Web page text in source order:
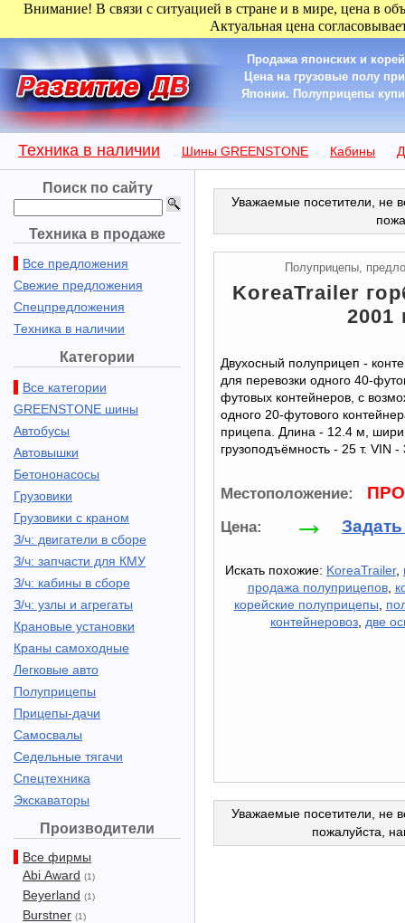
Внимание! В связи с ситуацией в стране и в мире, цена в
Актуальная цена
Продажа японских и
Цена на грузовые полу
Японии. Полуприцепы
Техника в наличии Шины GREENSTONE Кабины
Поиск по сайту
Техника в продаже
Все предложения
Свежие предложения
Спецпредложения
Техника в наличии
Категории
Все категории
GREENSTONE шины
Автобусы
Автовышки
Бетононасосы
Грузовики
Грузовики с краном
З/ч: двигатели в сборе
З/ч: запчасти для КМУ
З/ч: кабины в сборе
З/ч: узлы и агрегаты
Крановые установки
Краны самоходные
Легковые авто
Полуприцепы
Прицепы-дачи
Самосвалы
Седельные тягачи
Спецтехника
Экскаваторы
Производители
Все фирмы
Abi Award (1)
Beyerland (1)
Burstner (1)
Уважаемые посетители, не
Полуприцепы,
KoreaTrailer
2001
Двухосный полуприцеп -
для перевозки одного 40-
футовых контейнеров, с
одного 20-футового
прицепа. Длина - 12.4 м,
грузоподъёмность - 25 т. VIN -
Местоположение:
Цена: →
Искать похожие: KoreaTrailer,
продажа полуприцепов,
корейские полуприцепы,
контейнеровоз, две
Уважаемые посетители, не
пожалуйста,